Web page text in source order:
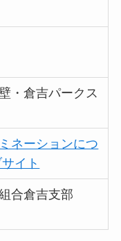
・倉吉パークス
ネーションにつ
イト
合倉吉支部